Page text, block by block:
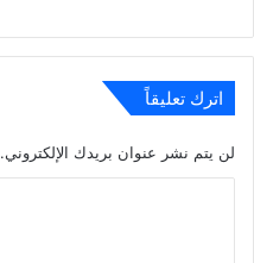
اترك تعليقاً
لن يتم نشر عنوان بريدك الإلكتروني.